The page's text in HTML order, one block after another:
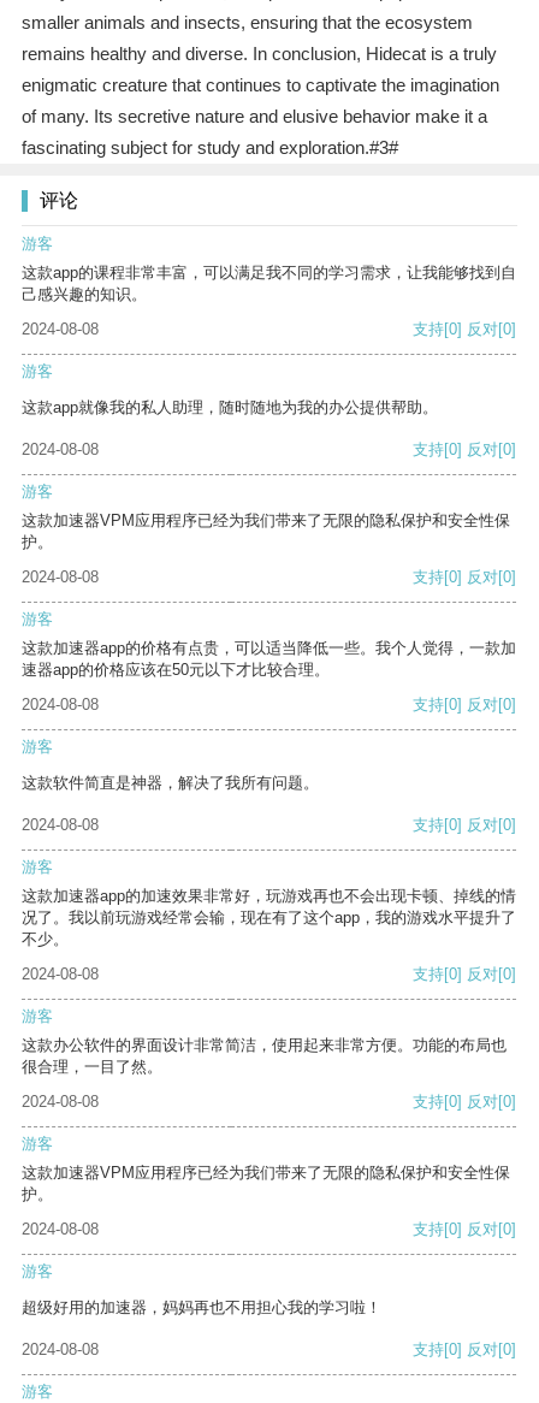
smaller animals and insects, ensuring that the ecosystem
remains healthy and diverse. In conclusion, Hidecat is a truly
enigmatic creature that continues to captivate the imagination
of many. Its secretive nature and elusive behavior make it a
fascinating subject for study and exploration.#3#
评论
游客
这款app的课程非常丰富，可以满足我不同的学习需求，让我能够找到自
己感兴趣的知识。
2024-08-08
支持[0] 反对[0]
游客
这款app就像我的私人助理，随时随地为我的办公提供帮助。
2024-08-08 支持[0] 反对[0]
游客
这款加速器VPM应用程序已经为我们带来了无限的隐私保护和安全性保
护。
2024-08-08
支持[0] 反对[0]
游客
这款加速器app的价格有点贵，可以适当降低一些。我个人觉得，一款加
速器app的价格应该在50元以下才比较合理。
2024-08-08
支持[0] 反对[0]
游客
这款软件简直是神器，解决了我所有问题。
2024-08-08 支持[0] 反对[0]
游客
这款加速器app的加速效果非常好，玩游戏再也不会出现卡顿、掉线的情
况了。我以前玩游戏经常会输，现在有了这个app，我的游戏水平提升了
不少。
2024-08-08
支持[0] 反对[0]
游客
这款办公软件的界面设计非常简洁，使用起来非常方便。功能的布局也
很合理，一目了然。
2024-08-08
支持[0] 反对[0]
游客
这款加速器VPM应用程序已经为我们带来了无限的隐私保护和安全性保
护。
2024-08-08
支持[0] 反对[0]
游客
超级好用的加速器，妈妈再也不用担心我的学习啦！
2024-08-08 支持[0] 反对[0]
游客